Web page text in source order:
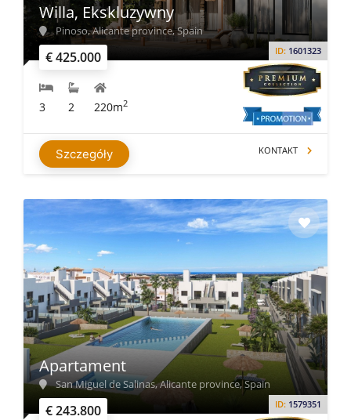
€ 425.000 ID: 1601323
Willa, Ekskluzywny
Pinoso, Alicante province, Spain
3 2 220m2
Szczegóły KONTAKT
€ 243.800 ID: 1579351
Apartament
San Miguel de Salinas, Alicante province, Spain